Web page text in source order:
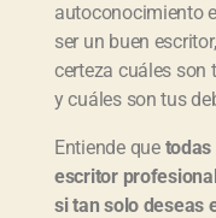
autoconocimiento
ser un buen
certeza cuáles son
y cuáles son tus
Entiende que todas
escritor
si tan solo deseas